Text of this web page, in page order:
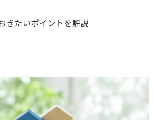
きたいポイントを解説